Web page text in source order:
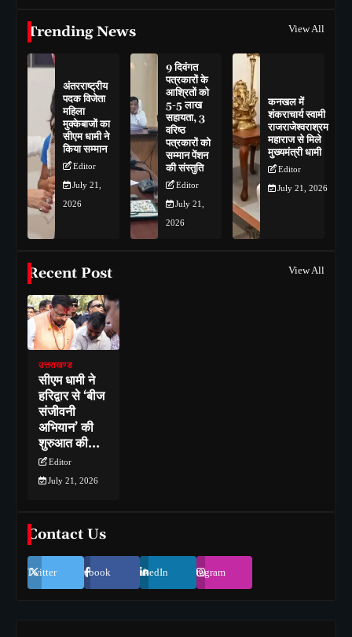
Trending News View All
अंतरराष्ट्रीय
पदक विजेता
महिला
मुक्केबाजों का
सीएम धामी ने
किया सम्मान
Editor
July 21,
2026
9 दिवंगत
पत्रकारों के
आश्रितों को
5-5 लाख
सहायता, 3
वरिष्ठ
पत्रकारों को
सम्मान पेंशन
की संस्तुति
Editor
July 21,
2026
कनखल में
शंकराचार्य स्वामी
राजराजेश्वराश्रम
महाराज से मिले
मुख्यमंत्री धामी
Editor
July 21, 2026
Recent Post View All
उत्तराखण्ड
सीएम धामी ने
हरिद्वार से ‘बीज
संजीवनी
अभियान’ की
शुरुआत की…
Editor
July 21, 2026
Contact Us
Twitter Facebook LinkedIn Instagram